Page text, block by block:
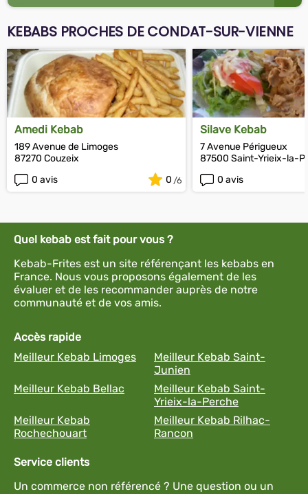
KEBABS PROCHES DE CONDAT-SUR-VIENNE
Amedi Kebab
189 Avenue de Limoges
87270 Couzeix
0 avis
0
Silave Kebab
7 Avenue Périgueux
87500 Saint-Yrieix-la-
0 avis
Quel kebab est fait pour vous ?
Kebab-Frites est un site référençant les kebabs en
France. Nous vous proposons également de les
évaluer et de les recommander auprès de notre
communauté et de vos amis.
Accès rapide
Meilleur Kebab Limoges
Meilleur Kebab Saint-
Junien
Meilleur Kebab Bellac
Meilleur Kebab Saint-
Yrieix-la-Perche
Meilleur Kebab
Rochechouart
Meilleur Kebab Rilhac-
Rancon
Service clients
Un commerce non référencé ? Une question ou un